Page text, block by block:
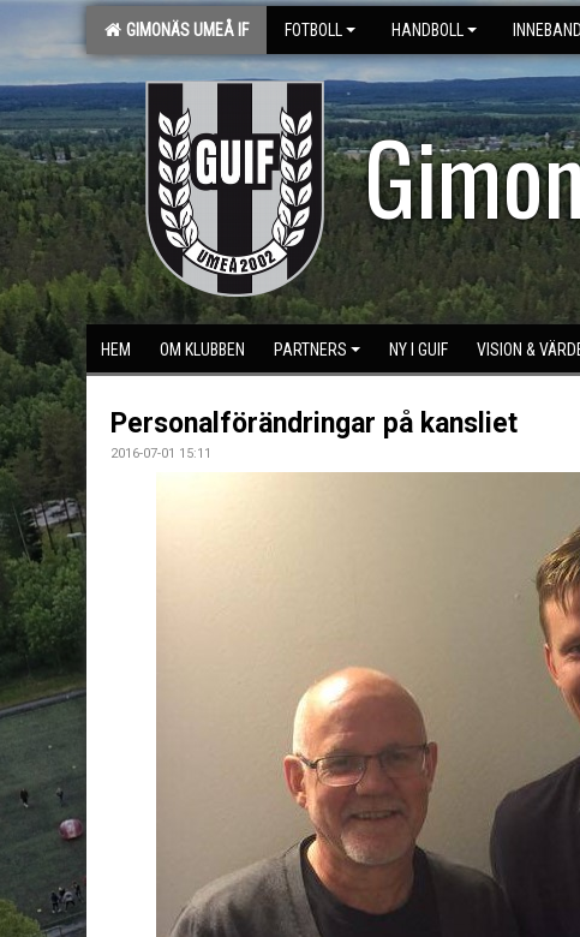
GIMONÄS UMEÅ IF FOTBOLL HANDBOLL
HEM OM KLUBBEN PARTNERS NY I GUIF VISION &
Personalförändringar på kansliet
2016-07-01 15:11